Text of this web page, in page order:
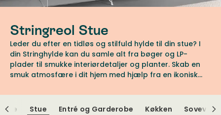
Stringreol Stue
Leder du efter en tidløs og stilfuld hylde til din stue? I
din Stringhylde kan du samle alt fra bøger og LP-
plader til smukke interiørdetaljer og planter. Skab en
smuk atmosfære i dit hjem med hjælp fra en ikonisk
Stue Entré og Garderobe Køkken